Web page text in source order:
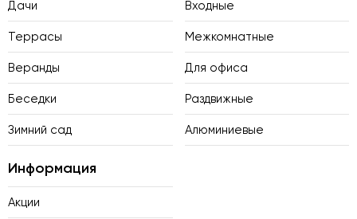
Дачи
Террасы
Веранды
Беседки
Зимний сад
Входные
Межкомнатные
Для офиса
Раздвижные
Алюминиевые
Информация
Акции